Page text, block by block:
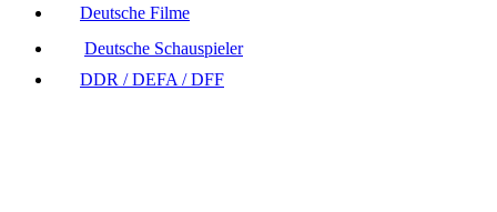
Deutsche Filme
Deutsche Schauspieler
DDR / DEFA / DFF